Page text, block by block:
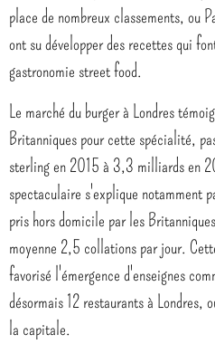
place de nombreux classements, ou
ont su développer des recettes qui
gastronomie street food.
Le marché du burger à Londres
Britanniques pour cette spécialité,
sterling en 2015 à 3,3 milliards en
spectaculaire s'explique notamment
pris hors domicile par les
moyenne 2,5 collations par jour.
favorisé l'émergence d'enseignes
désormais 12 restaurants à Londres,
la capitale.